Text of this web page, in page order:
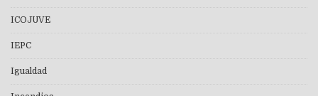
ICOJUVE
IEPC
Igualdad